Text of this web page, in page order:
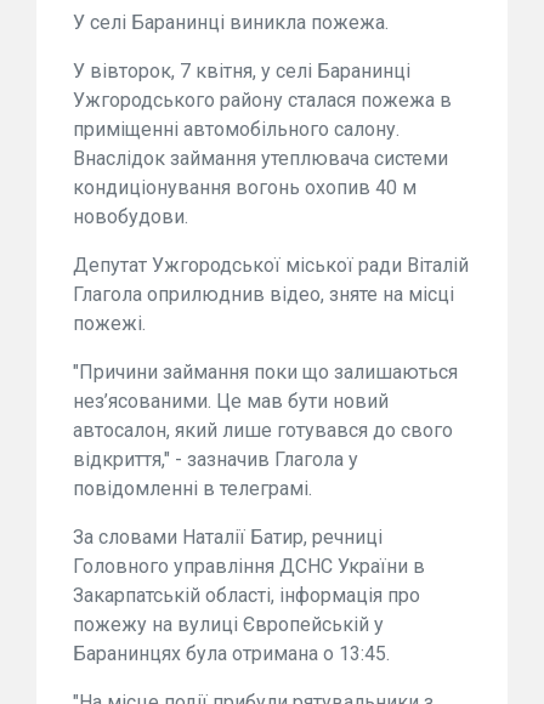
У селі Баранинці виникла пожежа.
У вівторок, 7 квітня, у селі Баранинці
Ужгородського району сталася пожежа в
приміщенні автомобільного салону.
Внаслідок займання утеплювача системи
кондиціонування вогонь охопив 40 м
новобудови.
Депутат Ужгородської міської ради Віталій
Глагола оприлюднив відео, зняте на місці
пожежі.
"Причини займання поки що залишаються
нез’ясованими. Це мав бути новий
автосалон, який лише готувався до свого
відкриття," - зазначив Глагола у
повідомленні в телеграмі.
За словами Наталії Батир, речниці
Головного управління ДСНС України в
Закарпатській області, інформація про
пожежу на вулиці Європейській у
Баранинцях була отримана о 13:45.